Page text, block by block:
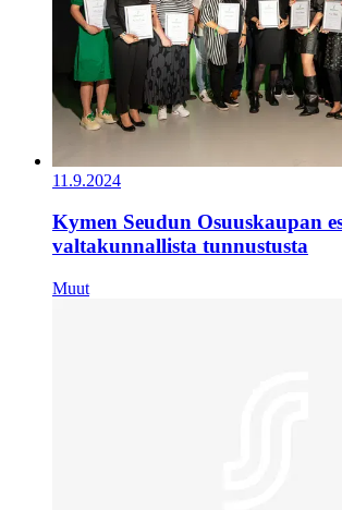
11.9.2024
Kymen Seudun Osuuskaupan
valtakunnallista tunnustusta
Muut